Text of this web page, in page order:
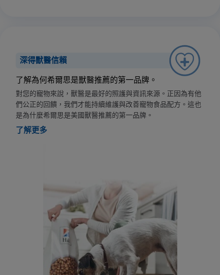
深得獸醫信賴
了解為何希爾思是獸醫推薦的第一品牌。
對您的寵物來說，獸醫是最好的照護與資訊來源。正因為有他
們公正的回饋，我們才能持續維護與改善寵物食品配方。這也
是為什麼希爾思是美國獸醫推薦的第一品牌。
了解更多